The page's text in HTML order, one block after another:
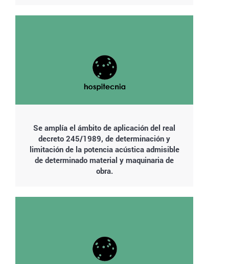
Se amplía el ámbito de aplicación del real
decreto 245/1989, de determinación y
limitación de la potencia acústica admisible
de determinado material y maquinaria de
obra.